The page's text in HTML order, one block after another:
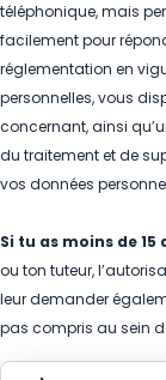
téléphonique, mais
facilement pour
réglementation en
personnelles, vous
concernant, ainsi
du traitement et de
vos données
Si tu as moins de 15
ou ton tuteur,
leur demander
pas compris au sein